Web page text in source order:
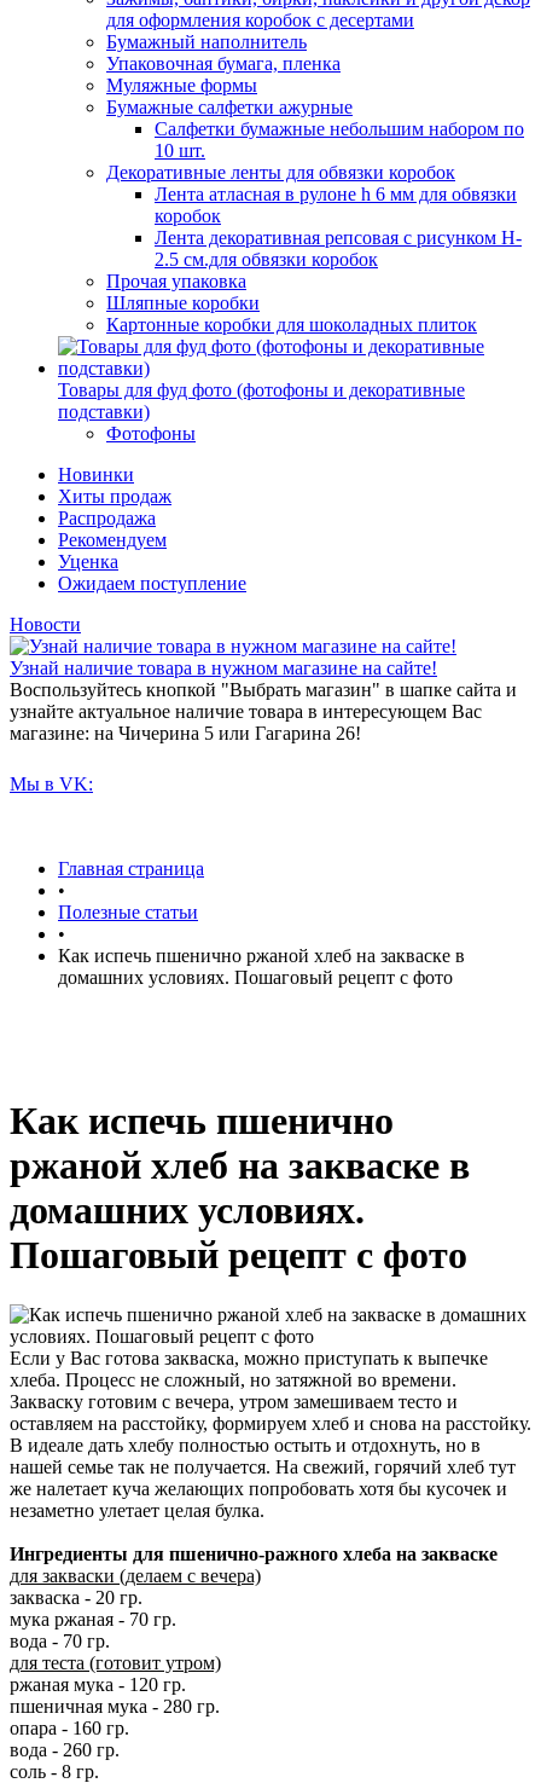
для оформления коробок с десертами
Бумажный наполнитель
Упаковочная бумага, пленка
Муляжные формы
Бумажные салфетки ажурные
Салфетки бумажные небольшим набором по
10 шт.
Декоративные ленты для обвязки коробок
Лента атласная в рулоне h 6 мм для обвязки
коробок
Лента декоративная репсовая с рисунком H-
2.5 см.для обвязки коробок
Прочая упаковка
Шляпные коробки
Картонные коробки для шоколадных плиток
Товары для фуд фото (фотофоны и декоративные
подставки)
Фотофоны
Новинки
Хиты продаж
Распродажа
Рекомендуем
Уценка
Ожидаем поступление
Новости
Узнай наличие товара в нужном магазине на сайте!
Воспользуйтесь кнопкой "Выбрать магазин" в шапке сайта и
узнайте актуальное наличие товара в интересующем Вас
магазине: на Чичерина 5 или Гагарина 26!
Мы в VK:
Главная страница
•
Полезные статьи
•
Как испечь пшенично ржаной хлеб на закваске в
домашних условиях. Пошаговый рецепт с фото
Как испечь пшенично
ржаной хлеб на закваске в
домашних условиях.
Пошаговый рецепт с фото
Если у Вас готова закваска, можно приступать к выпечке
хлеба. Процесс не сложный, но затяжной во времени.
Закваску готовим с вечера, утром замешиваем тесто и
оставляем на расстойку, формируем хлеб и снова на расстойку.
В идеале дать хлебу полностью остыть и отдохнуть, но в
нашей семье так не получается. На свежий, горячий хлеб тут
же налетает куча желающих попробовать хотя бы кусочек и
незаметно улетает целая булка.
Ингредиенты для пшенично-ражного хлеба на закваске
для закваски (делаем с вечера)
закваска - 20 гр.
мука ржаная - 70 гр.
вода - 70 гр.
для теста (готовит утром)
ржаная мука - 120 гр.
пшеничная мука - 280 гр.
опара - 160 гр.
вода - 260 гр.
соль - 8 гр.